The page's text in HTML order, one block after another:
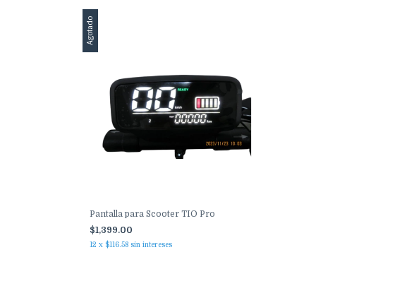
Agotado
Pantalla para Scooter TIO Pro
$1,399.00
12 x $116.58 sin intereses